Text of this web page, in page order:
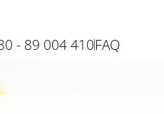
- 89 004 410FAQ